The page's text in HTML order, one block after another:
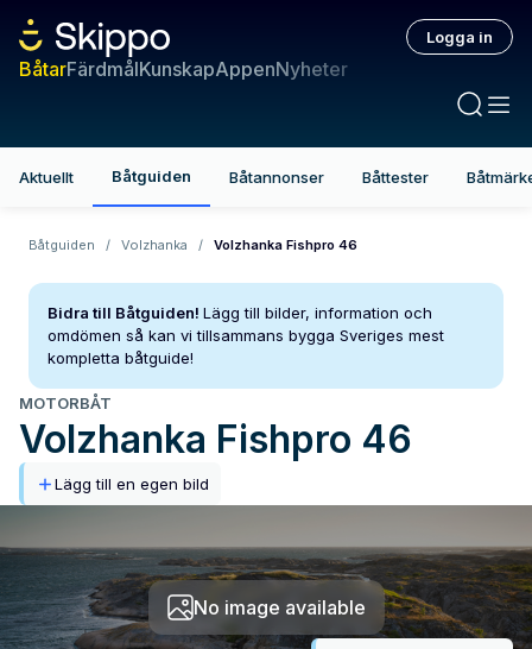
BåtarFärdmålKunskapAppenNyheter
Logga in
Aktuellt Båtguiden Båtannonser Båttester
Båtguiden / Volzhanka / Volzhanka Fishpro 46
Bidra till Båtguiden! Lägg till bilder, information och
omdömen så kan vi tillsammans bygga Sveriges mest
kompletta båtguide!
MOTORBÅT
Volzhanka Fishpro 46
Lägg till en egen bild
No image available